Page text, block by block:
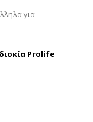
για
Prolife